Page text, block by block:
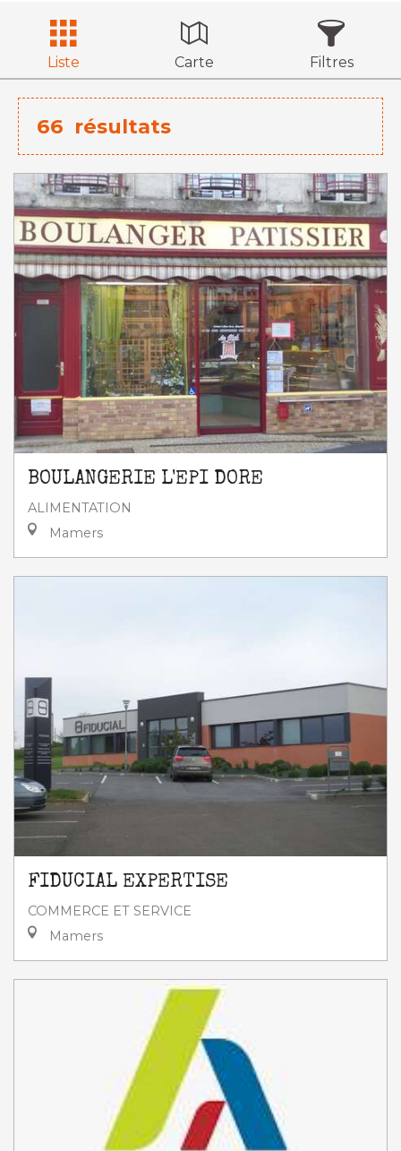
Liste Carte Filtres
66 résultats
BOULANGERIE L'EPI DORE
ALIMENTATION
Mamers
FIDUCIAL EXPERTISE
COMMERCE ET SERVICE
Mamers